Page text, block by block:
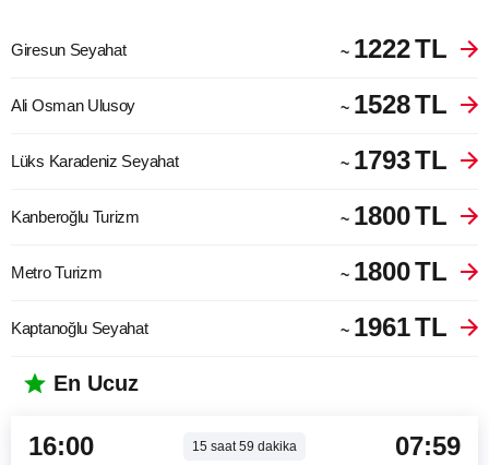
Giresun Seyahat ~ 1222TL
Ali Osman Ulusoy ~ 1528TL
Lüks Karadeniz Seyahat ~ 1793TL
Kanberoğlu Turizm ~ 1800TL
Metro Turizm ~ 1800TL
Kaptanoğlu Seyahat ~ 1961TL
En Ucuz
16:00 15 saat59 dakika 07:59